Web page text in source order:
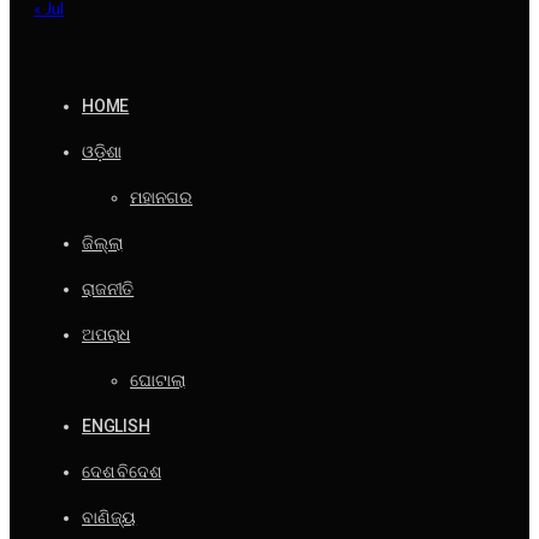
« Jul
HOME
ଓଡ଼ିଶା
ମହାନଗର
ଜିଲ୍ଲା
ରାଜନୀତି
ଅପରାଧ
ଘୋଟାଲା
ENGLISH
ଦେଶ ବିଦେଶ
ବାଣିଜ୍ୟ